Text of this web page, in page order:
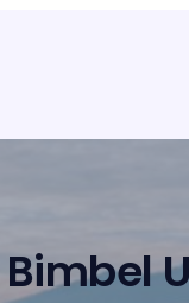
Bimbel